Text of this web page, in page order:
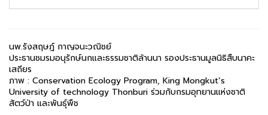
นพ.รังสฤษฎ์ กาญจนะวณิชย์
ประธานชมรมอนุรักษ์นกและธรรมชาติล้านนา รองประธานมูลนิธิสืบนาคะ
เสถียร
ภาพ : Conservation Ecology Program, King Mongkut’s
University of technology Thonburi ร่วมกับกรมอุทยานแห่งชาติ
สัตว์ป่า และพันธุ์พืช